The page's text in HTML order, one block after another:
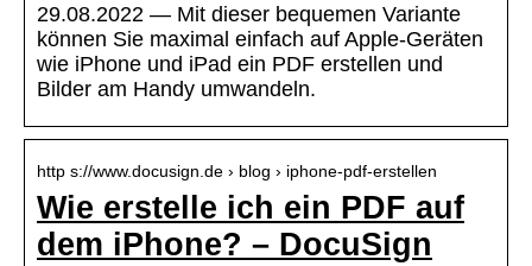
29.08.2022 — Mit dieser bequemen Variante
können Sie maximal einfach auf Apple-Geräten
wie iPhone und iPad ein PDF erstellen und
Bilder am Handy umwandeln.
http s://www.docusign.de › blog › iphone-pdf-erstellen
Wie erstelle ich ein PDF auf
dem iPhone? – DocuSign